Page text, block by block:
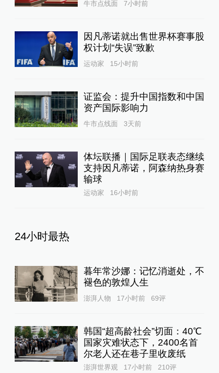
牛市点线面 7小时前
因凡蒂诺就出售世界杯赛事股
权计划“失误”致歉
运动家 15小时前
证监会：提升中国指数和中国
资产国际影响力
牛市点线面 3天前
体坛联播｜国际足联表态继续
支持因凡蒂诺，阿森纳热身赛
输球
运动家 16小时前
24小时最热
暮年常沙娜：记忆消逝处，不
褪色的敦煌人生
澎湃人物 17小时前 69评
韩国“超高龄社会”切面：40℃
国家灾难状态下，2400名首
尔老人还在巷子里收废纸
澎湃世界观 17小时前 210评